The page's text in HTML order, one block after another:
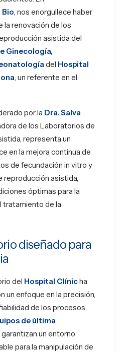
, nos enorgullece haber
la renovación de los
asistida del
Ginecología,
del Hospital
, un referente en el
por la Dra. Salva
de los Laboratorios de
representa un
en la mejora continua de
de fecundación in vitro y
asistida,
óptimas para la
tratamiento de la
diseñado para
del Hospital Clínicha
un enfoque en la precisión,
de los procesos,
de última
un entorno
para la manipulación de